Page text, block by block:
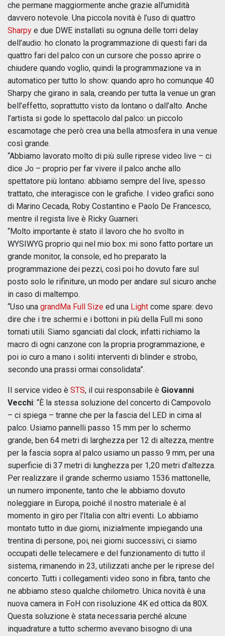
che permane maggiormente anche grazie all’umidità
davvero notevole. Una piccola novità è l’uso di quattro
Sharpy e due DWE installati su ognuna delle torri delay
dell’audio: ho clonato la programmazione di questi fari da
quattro fari del palco con un cursore che posso aprire o
chiudere quando voglio, quindi la programmazione va in
automatico per tutto lo show: quando apro ho comunque 40
Sharpy che girano in sala, creando per tutta la venue un gran
bell’effetto, soprattutto visto da lontano o dall’alto. Anche
l’artista si gode lo spettacolo dal palco: un piccolo
escamotage che però crea una bella atmosfera in una venue
così grande.
“Abbiamo lavorato molto di più sulle riprese video live – ci
dice Jo – proprio per far vivere il palco anche allo
spettatore più lontano: abbiamo sempre del live, spesso
trattato, che interagisce con le grafiche. I video grafici sono
di Marino Cecada, Roby Costantino e Paolo De Francesco,
mentre il regista live è Ricky Guarneri.
“Molto importante è stato il lavoro che ho svolto in
WYSIWYG proprio qui nel mio box: mi sono fatto portare un
grande monitor, la console, ed ho preparato la
programmazione dei pezzi, così poi ho dovuto fare sul
posto solo le rifiniture, un modo per andare sul sicuro anche
in caso di maltempo.
“Uso una grandMa Full Size ed una Light come spare: devo
dire che i tre schermi e i bottoni in più della Full mi sono
tornati utili. Siamo sganciati dal clock, infatti richiamo la
macro di ogni canzone con la propria programmazione, e
poi io curo a mano i soliti interventi di blinder e strobo,
secondo una prassi ormai consolidata”.
Il service video è STS, il cui responsabile è Giovanni
Vecchi: “È la stessa soluzione del concerto di Campovolo
– ci spiega – tranne che per la fascia del LED in cima al
palco. Usiamo pannelli passo 15 mm per lo schermo
grande, ben 64 metri di larghezza per 12 di altezza, mentre
per la fascia sopra al palco usiamo un passo 9 mm, per una
superficie di 37 metri di lunghezza per 1,20 metri d’altezza.
Per realizzare il grande schermo usiamo 1536 mattonelle,
un numero imponente, tanto che le abbiamo dovuto
noleggiare in Europa, poiché il nostro materiale è al
momento in giro per l’Italia con altri eventi. Lo abbiamo
montato tutto in due giorni, inizialmente impiegando una
trentina di persone, poi, nei giorni successivi, ci siamo
occupati delle telecamere e del funzionamento di tutto il
sistema, rimanendo in 23, utilizzati anche per le riprese del
concerto. Tutti i collegamenti video sono in fibra, tanto che
ne abbiamo steso qualche chilometro. Unica novità è una
nuova camera in FoH con risoluzione 4K ed ottica da 80X.
Questa soluzione è stata necessaria perché alcune
inquadrature a tutto schermo avevano bisogno di una